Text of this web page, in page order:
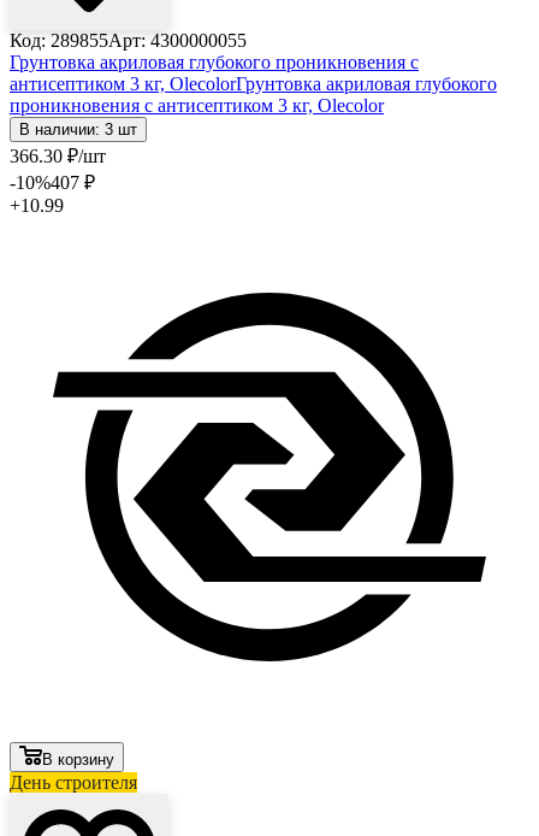
Код: 289855Арт: 4300000055
Грунтовка акриловая глубокого проникновения с
антисептиком 3 кг, OlecolorГрунтовка акриловая глубокого
проникновения с антисептиком 3 кг, Olecolor
В наличии: 3 шт
366.30 ₽/шт
-10%407 ₽
+10.99
В корзину
День строителя